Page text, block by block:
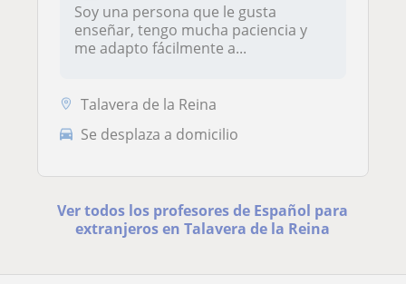
Soy una persona que le gusta
enseñar, tengo mucha paciencia y
me adapto fácilmente a...
Talavera de la Reina
Se desplaza a domicilio
Ver todos los profesores de Español para
extranjeros en Talavera de la Reina